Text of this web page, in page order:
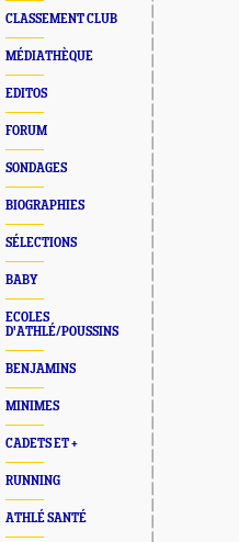
CLASSEMENT CLUB
MÉDIATHÈQUE
EDITOS
FORUM
SONDAGES
BIOGRAPHIES
SÉLECTIONS
BABY
ECOLES
D'ATHLÉ/POUSSINS
BENJAMINS
MINIMES
CADETS ET +
RUNNING
ATHLÉ SANTÉ